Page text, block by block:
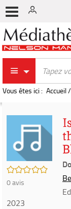
Vous êtes ici : Accueil/
/5
0avis
2023